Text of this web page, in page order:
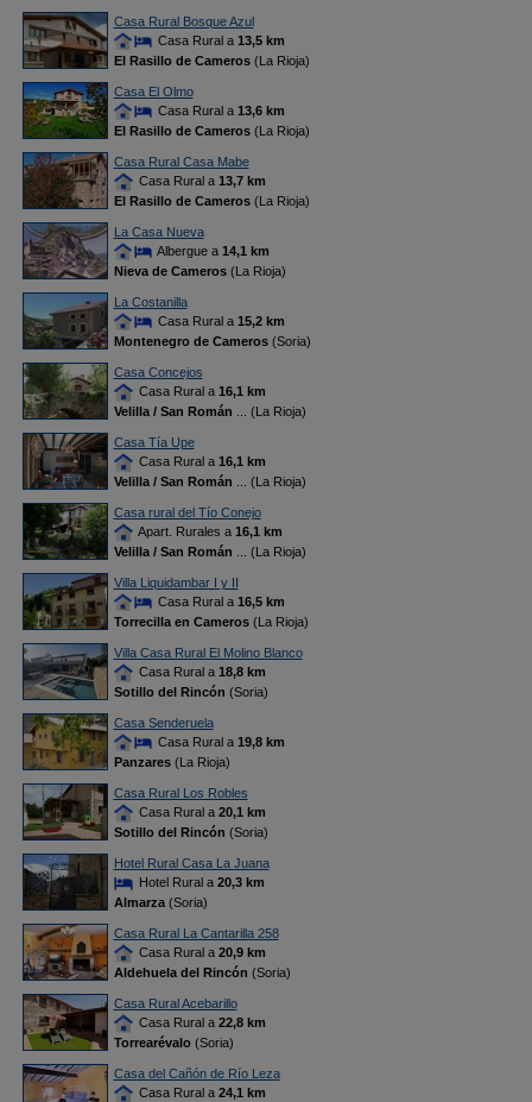
Casa Rural Bosque Azul
Casa Rural a 13,5 km
El Rasillo de Cameros(La Rioja)
Casa El Olmo
Casa Rural a 13,6 km
El Rasillo de Cameros(La Rioja)
Casa Rural Casa Mabe
Casa Rural a 13,7 km
El Rasillo de Cameros(La Rioja)
La Casa Nueva
Albergue a 14,1 km
Nieva de Cameros(La Rioja)
La Costanilla
Casa Rural a 15,2 km
Montenegro de Cameros(Soria)
Casa Concejos
Casa Rural a 16,1 km
Velilla / San Román
... (La Rioja)
Casa Tía Upe
Casa Rural a 16,1 km
Velilla / San Román
... (La Rioja)
Casa rural del Tío Conejo
Apart. Rurales a 16,1 km
Velilla / San Román
... (La Rioja)
Villa Liquidambar I y II
Casa Rural a 16,5 km
Torrecilla en Cameros(La Rioja)
Villa Casa Rural El Molino Blanco
Casa Rural a 18,8 km
Sotillo del Rincón (Soria)
Casa Senderuela
Casa Rural a 19,8 km
Panzares(La Rioja)
Casa Rural Los Robles
Casa Rural a 20,1 km
Sotillo del Rincón (Soria)
Hotel Rural Casa La Juana
Hotel Rural a 20,3 km
Almarza(Soria)
Casa Rural La Cantarilla 258
Casa Rural a 20,9 km
Aldehuela del Rincón (Soria)
Casa Rural Acebarillo
Casa Rural a 22,8 km
Torrearévalo(Soria)
Casa del Cañón de Río Leza
Casa Rural a 24,1 km